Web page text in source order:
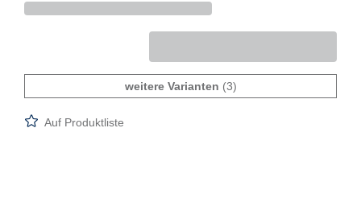
weitere Varianten (3)
Auf Produktliste